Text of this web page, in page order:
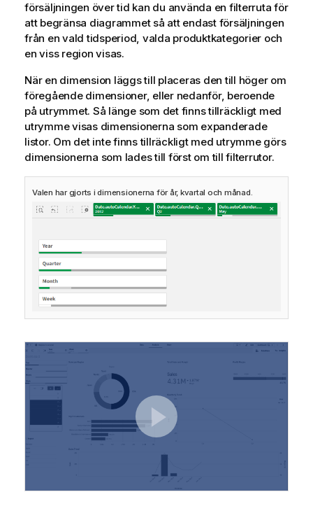
försäljningen över tid kan du använda en filterruta för
att begränsa diagrammet så att endast försäljningen
från en vald tidsperiod, valda produktkategorier och
en viss region visas.
När en dimension läggs till placeras den till höger om
föregående dimensioner, eller nedanför, beroende
på utrymmet. Så länge som det finns tillräckligt med
utrymme visas dimensionerna som expanderade
listor. Om det inte finns tillräckligt med utrymme görs
dimensionerna som lades till först om till filterrutor.
Valen har gjorts i dimensionerna för år, kvartal och månad.